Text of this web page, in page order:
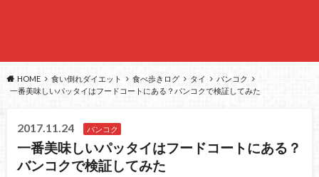
HOME 食い倒れダイエット 食べ歩きログ タイ
バンコク
一番美味しいパッタイはフードコートにある？バンコクで検証してみた
2017.11.24 バンコク
一番美味しいパッタイはフードコートにある？
バンコクで検証してみた